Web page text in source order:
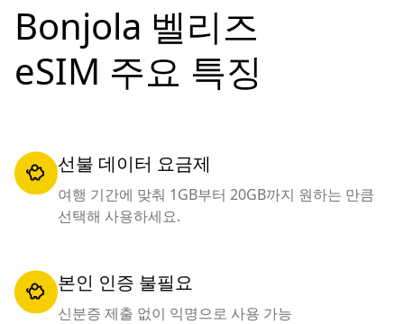
Bonjola 벨리즈
eSIM 주요 특징
선불 데이터 요금제
여행 기간에 맞춰 1GB부터 20GB까지 원하는 만큼
선택해 사용하세요.
본인 인증 불필요
신분증 제출 없이 익명으로 사용 가능